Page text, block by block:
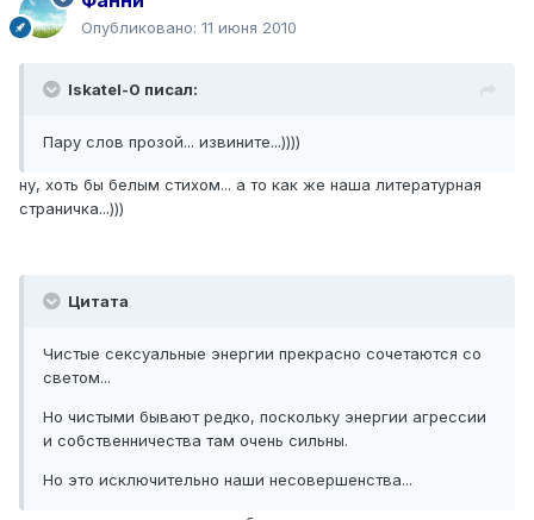
Опубликовано: 11 июня 2010
Iskatel-0 писал:
Пару слов прозой... извините...))))
ну, хоть бы белым стихом... а то как же наша литературная
страничка...)))
Цитата
Чистые сексуальные энергии прекрасно сочетаются со
светом...
Но чистыми бывают редко, поскольку энергии агрессии
и собственничества там очень сильны.
Но это исключительно наши несовершенства...